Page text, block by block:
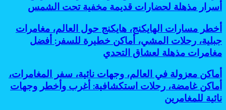
الخريطة
أنفاق
حضارات
قديمة،
سياحة
أثرية،
مدن
مخفية،
مساكن
جوفية،
آثار
أسرار مذهلة لحضارات قديمة مخفية تحت الشمس
أخطر
مسارات
الهايكنج،
هايكنج
حول
العالم،
مغامرات
جبلية،
رحلات
أخطر مسارات الهايكنج، هايكنج حول العالم، مغامرات
جبلية، رحلات المشي، أماكن خطيرة للسفر: أفضل
مغامرات مذهلة لعشاق التحدي
أماكن
معزولة
في
العالم،
أماكن معزولة في العالم، وجهات نائية، سفر المغامرات،
أماكن غامضة، رحلات استكشافية: أغرب وأخطر وجهات
نائية للمغامرين